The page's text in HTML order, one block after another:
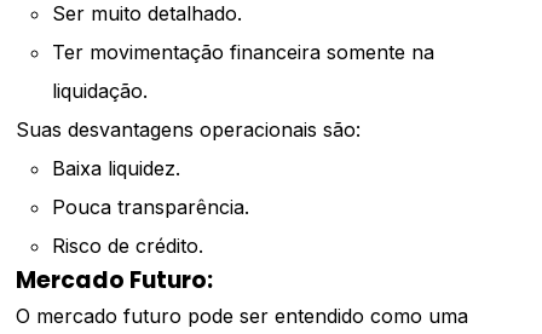
Ser muito detalhado.
Ter movimentação financeira somente na
liquidação.
Suas desvantagens operacionais são:
Baixa liquidez.
Pouca transparência.
Risco de crédito.
Mercado Futuro:
O mercado futuro pode ser entendido como uma